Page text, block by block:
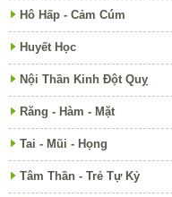
Hô Hấp - Cảm Cúm
Huyết Học
Nội Thần Kinh Đột Quỵ
Răng - Hàm - Mặt
Tai - Mũi - Họng
Tâm Thần - Trẻ Tự Kỷ